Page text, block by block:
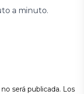
a minuto.
será publicada. Los